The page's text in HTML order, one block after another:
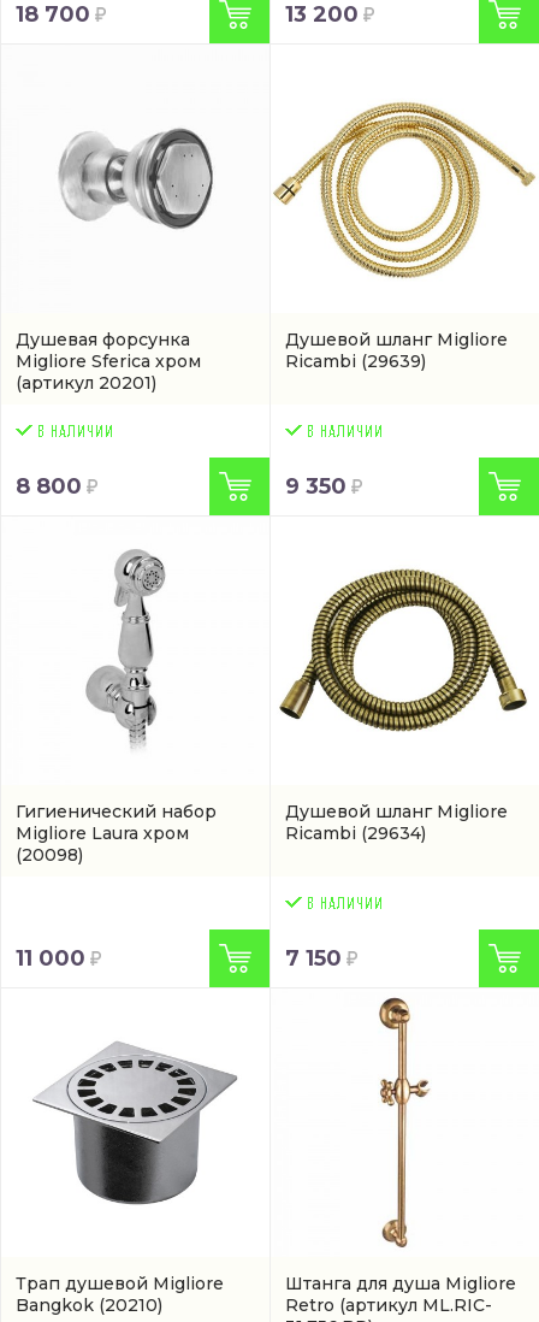
18 700 13 200
Душевая форсунка
Migliore Sferica хром
(артикул 20201)
8 800
Душевой шланг Migliore
Ricambi (29639)
9 350
Гигиенический набор
Migliore Laura хром
(20098)
11 000
Душевой шланг Migliore
Ricambi (29634)
7 150
Трап душевой Migliore
Bangkok (20210)
Штанга для душа Migliore
Retro (артикул ML.RIC-